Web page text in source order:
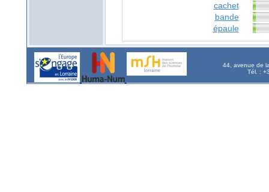
cachet
bande
épaule
44, avenue de
Tél. :